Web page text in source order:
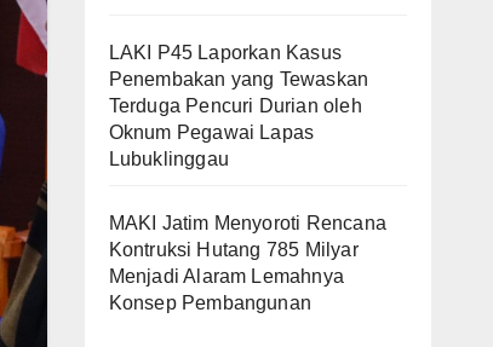
LAKI P45 Laporkan Kasus
Penembakan yang Tewaskan
Terduga Pencuri Durian oleh
Oknum Pegawai Lapas
Lubuklinggau
MAKI Jatim Menyoroti Rencana
Kontruksi Hutang 785 Milyar
Menjadi Alaram Lemahnya
Konsep Pembangunan